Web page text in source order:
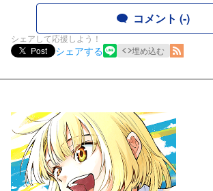
コメント (-)
シェアして応援しよう！
Post
シェアする 埋め込む